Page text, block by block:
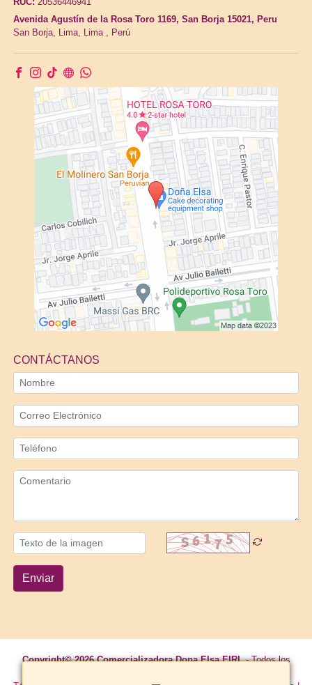
Avenida Agustín de la Rosa Toro 1169, San Borja 15021, Peru
San Borja,
Lima, Lima Perú
CONTÁCTANOS
Enviar
Copyright© 2026 Comercializadora Dona Elsa EIRL- Todos los